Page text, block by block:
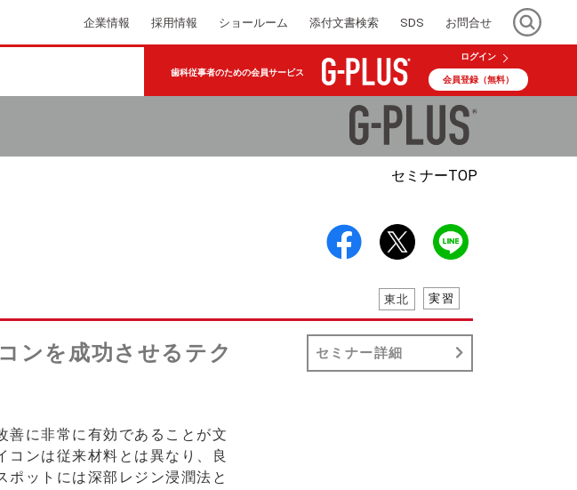
企業情報 採用情報 ショールーム 添付文書検索 SDS お問合せ
歯科従事者のための会員サービス
ログイン
会員登録（無料）
セミナーTOP
東北 実習
ンを成功させるテク
セミナー詳細
善に非常に有効であることが文
ンは従来材料とは異なり、良
ットには深部レジン浸潤法と